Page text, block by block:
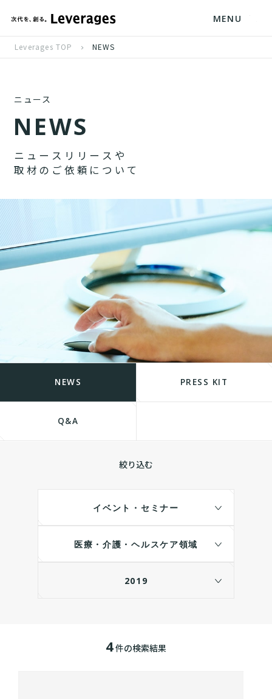
MENU
Leverages TOP NEWS
ニュース
NEWS
ニ ュ ー ス リ リ ー ス や
取 材 の ご 依 頼 に つ い て
NEWS PRESS KIT
Q&A
絞り込む
イベント・セミナー
医療・介護・ヘルスケア領域
2019
4件の検索結果